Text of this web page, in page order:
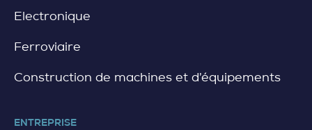
Electronique
Ferroviaire
Construction de machines et d’équipements
ENTREPRISE